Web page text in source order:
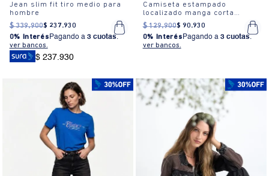
Jean slim fit tiro medio para
hombre
$ 339.900$ 237.930
0% InterésPagando a 3 cuotas.
ver bancos.
$ 237.930
Camiseta estampado
localizado manga corta
cuello redondo para mujer
$ 129.900$ 90.930
0% InterésPagando a 3 cuotas.
ver bancos.